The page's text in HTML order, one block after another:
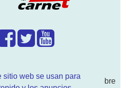
sitio web se usan para
Te contamos sobre